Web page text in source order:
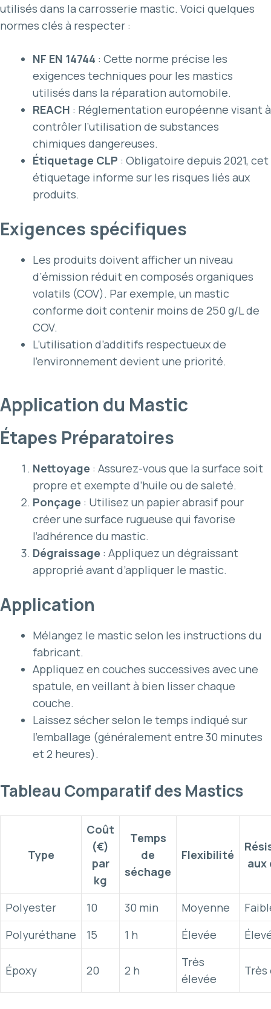
utilisés dans la carrosserie mastic. Voici quelques
normes clés à respecter :
NF EN 14744 : Cette norme précise les
exigences techniques pour les mastics
utilisés dans la réparation automobile.
REACH : Réglementation européenne visant à
contrôler l’utilisation de substances
chimiques dangereuses.
Étiquetage CLP : Obligatoire depuis 2021, cet
étiquetage informe sur les risques liés aux
produits.
Exigences spécifiques
Les produits doivent afficher un niveau
d’émission réduit en composés organiques
volatils (COV). Par exemple, un mastic
conforme doit contenir moins de 250 g/L de
COV.
L’utilisation d’additifs respectueux de
l’environnement devient une priorité.
Application du Mastic
Étapes Préparatoires
Nettoyage : Assurez-vous que la surface soit
propre et exempte d’huile ou de saleté.
Ponçage : Utilisez un papier abrasif pour
créer une surface rugueuse qui favorise
l’adhérence du mastic.
Dégraissage : Appliquez un dégraissant
approprié avant d’appliquer le mastic.
Application
Mélangez le mastic selon les instructions du
fabricant.
Appliquez en couches successives avec une
spatule, en veillant à bien lisser chaque
couche.
Laissez sécher selon le temps indiqué sur
l’emballage (généralement entre 30 minutes
et 2 heures).
Tableau Comparatif des Mastics
Type
Coût
(€)
par
kg
Temps
de
séchage
Flexibilité
aux
Polyester 10 30 min Moyenne
Polyuréthane
15 1 h Élevée
Époxy 20 2 h
Très
élevée
Très